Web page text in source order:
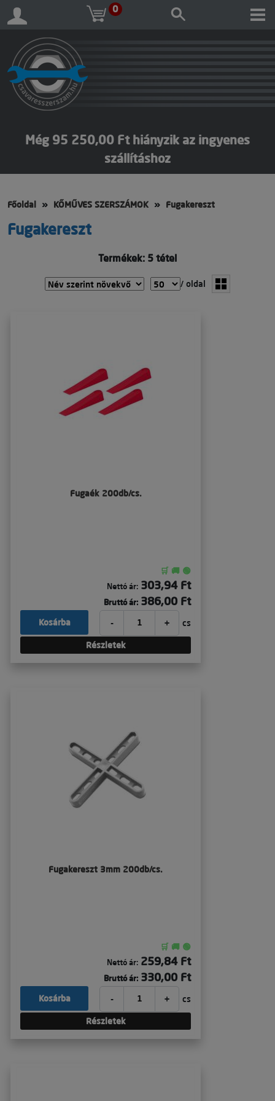
0
Még 95 250,00 Ft hiányzik az ingyenes
szállításhoz
Főoldal KŐMŰVES SZERSZÁMOK Fugakereszt
Fugakereszt
Termékek: 5 tétel
/ oldal
Fugaék 200db/cs.
🛒 🚚 🟢
Nettó ár: 303,94 Ft
Bruttó ár: 386,00 Ft
- + cs
Kosárba
Részletek
Fugakereszt 3mm 200db/cs.
🛒 🚚 🟢
Nettó ár: 259,84 Ft
Bruttó ár: 330,00 Ft
- + cs
Kosárba
Részletek